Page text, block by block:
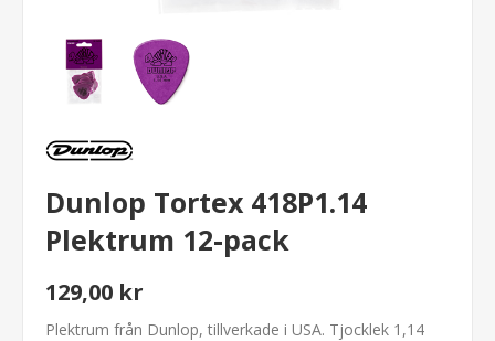
Dunlop Tortex 418P1.14
Plektrum 12-pack
129,00 kr
Plektrum från Dunlop, tillverkade i USA. Tjocklek 1,14